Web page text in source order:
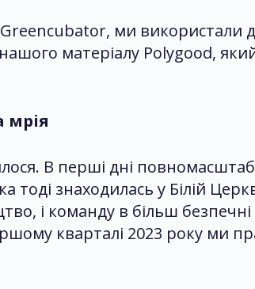
ми використали
матеріалу Polygood,
мрія
В перші дні
знаходилась у Білій
і команду в більш безпечні
кварталі 2023 року ми